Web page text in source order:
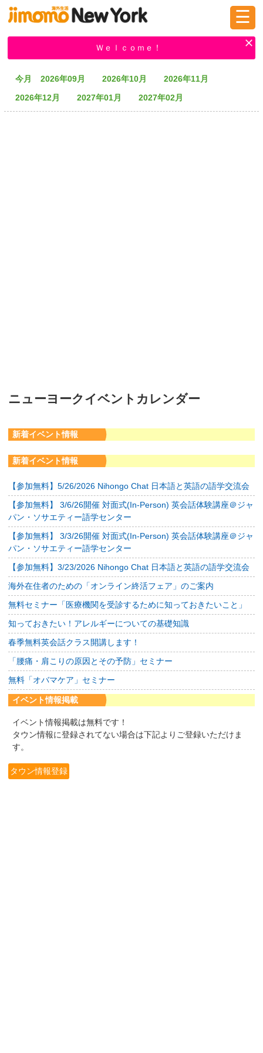
掲示板 タウン情報 教えて！
☰
Ｗｅｌｃｏｍｅ！
今月 2026年09月 2026年10月
2026年11月
2026年12月
2027年01月 2027年02月
ニューヨークイベントカレンダー
新着イベント情報
新着イベント情報
【参加無料】5/26/2026 Nihongo Chat 日本語と英語の語学交流会
【参加無料】 3/6/26開催 対面式(In-Person) 英会話体験講座＠ジャ
パン・ソサエティー語学センター
【参加無料】 3/3/26開催 対面式(In-Person) 英会話体験講座＠ジャ
パン・ソサエティー語学センター
【参加無料】3/23/2026 Nihongo Chat 日本語と英語の語学交流会
海外在住者のための「オンライン終活フェア」のご案内
無料セミナー「医療機関を受診するために知っておきたいこと」
知っておきたい！アレルギーについての基礎知識
春季無料英会話クラス開講します！
「腰痛・肩こりの原因とその予防」セミナー
無料「オバマケア」セミナー
イベント情報掲載
イベント情報掲載は無料です！
タウン情報に登録されてない場合は下記よりご登録いただけま
す。
タウン情報登録